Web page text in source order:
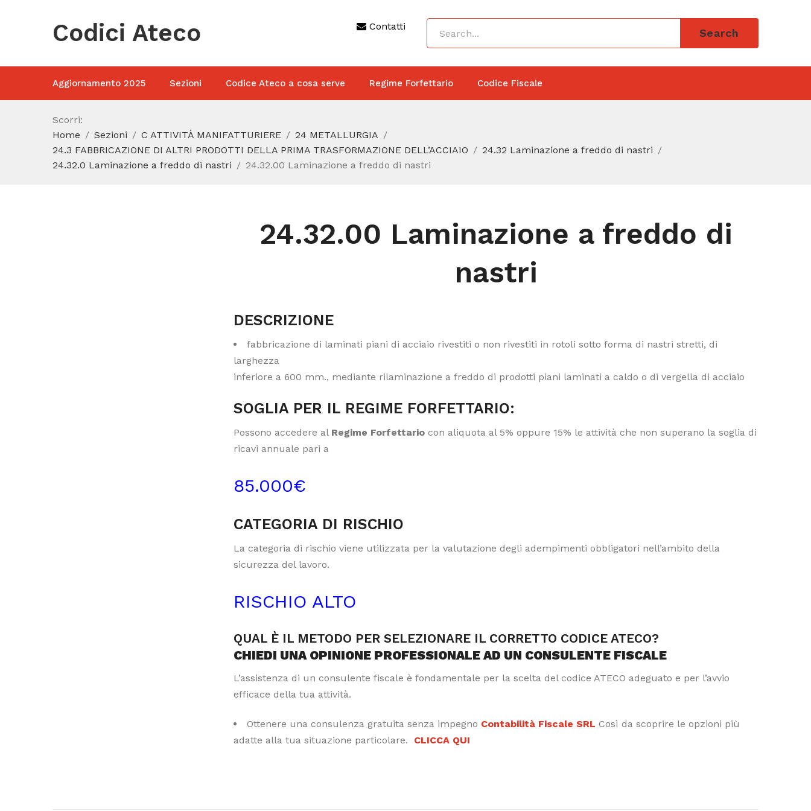
Codici Ateco Contatti
Search
Aggiornamento 2025 Sezioni Codice Ateco a cosa serve Regime Forfettario Codice Fiscale
Scorri:
Home
Sezioni C ATTIVITÀ MANIFATTURIERE
24 METALLURGIA
24.3 FABBRICAZIONE DI ALTRI PRODOTTI DELLA PRIMA TRASFORMAZIONE DELL’ACCIAIO
24.32 Laminazione a freddo di nastri
24.32.0 Laminazione a freddo di nastri
24.32.00 Laminazione a freddo di nastri
24.32.00 Laminazione a freddo di
nastri
DESCRIZIONE
fabbricazione di laminati piani di acciaio rivestiti o non rivestiti in rotoli sotto forma di nastri stretti, di
larghezza
inferiore a 600 mm., mediante rilaminazione a freddo di prodotti piani laminati a caldo o di vergella di acciaio
SOGLIA PER IL REGIME FORFETTARIO:
Possono accedere al Regime Forfettario con aliquota al 5% oppure 15% le attività che non superano la soglia di
ricavi annuale pari a
85.000€
CATEGORIA DI RISCHIO
La categoria di rischio viene utilizzata per la valutazione degli adempimenti obbligatori nell’ambito della
sicurezza del lavoro.
RISCHIO ALTO
QUAL È IL METODO PER SELEZIONARE IL CORRETTO CODICE ATECO?
CHIEDI UNA OPINIONE PROFESSIONALE AD UN CONSULENTE FISCALE
L’assistenza di un consulente fiscale è fondamentale per la scelta del codice ATECO adeguato e per l’avvio
efficace della tua attività.
Ottenere una consulenza gratuita senza impegno Contabilità Fiscale SRL Così da scoprire le opzioni più
adatte alla tua situazione particolare. CLICCA QUI